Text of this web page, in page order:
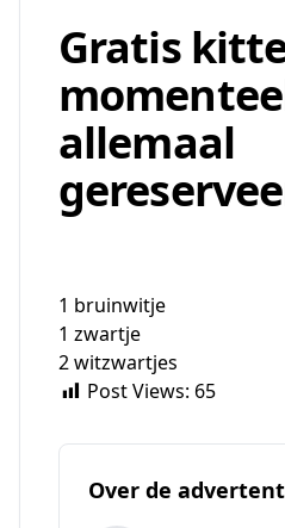
Gratis
allemaal
1 bruinwitje
1 zwartje
2 witzwartjes
Post Views: 65
Over de